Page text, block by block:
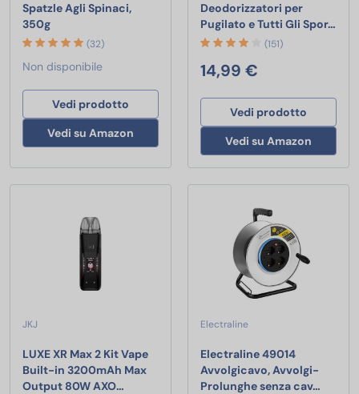
Spatzle Agli Spinaci,
350gil Viaggiator Goloso Spatzle Agli Spinaci, 350g
(32)
Non disponibile
Vedi prodotto
Vedi su Amazon
Deodorizzatori per
Pugilato e Tutti Gli Spor…
(151)
14,99 €
Vedi prodotto
Vedi su Amazon
JKJ
LUXE XR Max 2 Kit Vape
Built-in 3200mAh Max
Output 80W AXO… LUXE XR Max 2 Kit Vape Built-in
Electraline
Electraline 49014
Avvolgicavo, Avvolgi-
Prolunghe senza cav…